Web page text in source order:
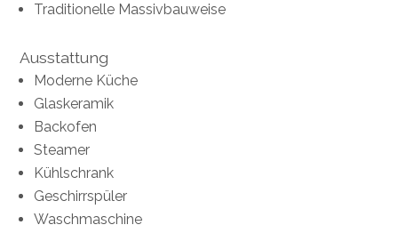
Traditionelle Massivbauweise
Ausstattung
Moderne Küche
Glaskeramik
Backofen
Steamer
Kühlschrank
Geschirrspüler
Waschmaschine